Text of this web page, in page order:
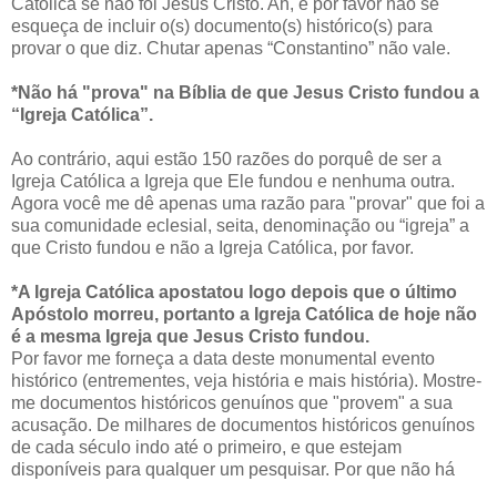
Católica se não foi Jesus Cristo. Ah, e por favor não se
esqueça de incluir o(s) documento(s) histórico(s) para
provar o que diz. Chutar apenas “Constantino” não vale.
*Não há "prova" na Bíblia de que Jesus Cristo fundou a
“Igreja Católica”.
Ao contrário, aqui estão 150 razões do porquê de ser a
Igreja Católica a Igreja que Ele fundou e nenhuma outra.
Agora você me dê apenas uma razão para "provar" que foi a
sua comunidade eclesial, seita, denominação ou “igreja” a
que Cristo fundou e não a Igreja Católica, por favor.
*A Igreja Católica apostatou logo depois que o último
Apóstolo morreu, portanto a Igreja Católica de hoje não
é a mesma Igreja que Jesus Cristo fundou.
Por favor me forneça a data deste monumental evento
histórico (entrementes, veja história e mais história). Mostre-
me documentos históricos genuínos que "provem" a sua
acusação. De milhares de documentos históricos genuínos
de cada século indo até o primeiro, e que estejam
disponíveis para qualquer um pesquisar. Por que não há